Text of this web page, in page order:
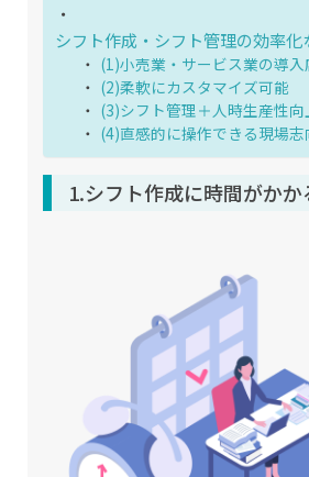
シフト作成・シフト管理の効率化
(1)小売業・サービス業の導
(2)柔軟にカスタマイズ可能
(3)シフト管理＋人時生産性
(4)直感的に操作できる現場志
1.シフト作成に時間がかか